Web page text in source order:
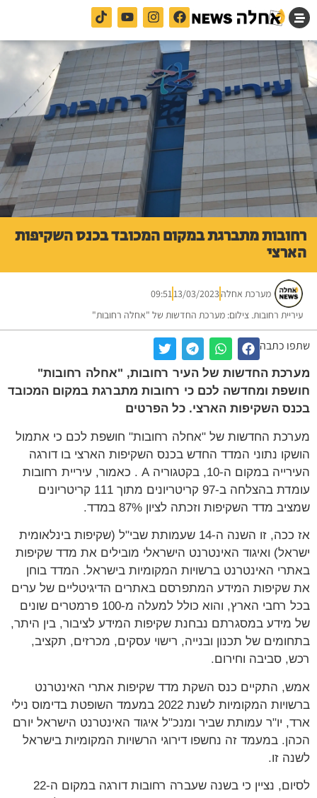
רחובות מתברגת במקום המכובד בכנס השקיפות
הארצי
מערכת אחלה13/03/2023
09:51
עיריית רחובות. צילום: מערכת החדשות של "אחלה רחובות"
שתפו כתבה
מערכת החדשות של העיר רחובות, "אחלה רחובות"
חושפת ומחדשה לכם כי רחובות מתברגת במקום המכובד
בכנס השקיפות הארצי. כל הפרטים
מערכת החדשות של "אחלה רחובות" חושפת לכם כי אתמול
הושקו נתוני המדד החדש בכנס השקיפות הארצי בו דורגה
העירייה במקום ה-10, בקטגוריה A . כאמור, עיריית רחובות
עומדת בהצלחה ב-97 קריטריונים מתוך 111 קריטריונים
שמציב מדד השקיפות וזכתה לציון 87% במדד.
אז ככה, זו השנה ה-14 שעמותת שבי"ל (שקיפות בינלאומית
ישראל) ואיגוד האינטרנט הישראלי מובילים את מדד שקיפות
באתרי האינטרנט ברשויות המקומיות בישראל. המדד בוחן
את שקיפות המידע המתפרסם באתרים הדיגיטליים של ערים
בכל רחבי הארץ, והוא כולל למעלה מ-100 פרמטרים שונים
של מידע במסגרתם נבחנת שקיפות המידע לציבור, בין היתר,
בתחומים של תכנון ובנייה, רישוי עסקים, מכרזים, תקציב,
רכש, סביבה וחירום.
אמש, התקיים כנס השקת מדד שקיפות אתרי האינטרנט
ברשויות המקומיות לשנת 2022 במעמד השופטת בדימוס נילי
ארד, יו"ר עמותת שביר ומנכ"ל איגוד האינטרנט הישראל יורם
הכהן. במעמד זה נחשפו דירוגי הרשויות המקומיות בישראל
לשנה זו.
לסיום, נציין כי בשנה שעברה רחובות דורגה במקום ה-22